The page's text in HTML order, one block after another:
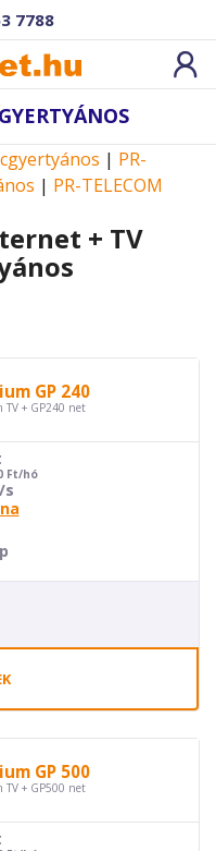
7788
| PR-
| PR-TELECOM
+ TV
GP 240
TV + GP240 net
Ft/hó
s
GP 500
TV + GP500 net